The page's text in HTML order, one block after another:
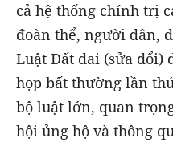
cả hệ thống chính trị
đoàn thể, người dân,
Luật Đất đai (sửa đổi)
họp bất thường lần
bộ luật lớn, quan
hội ủng hộ và thông